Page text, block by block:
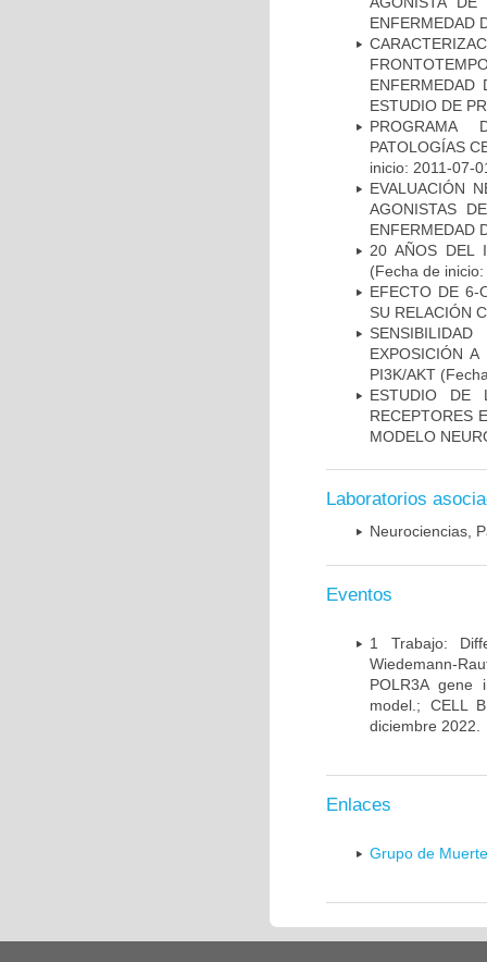
ENFERMEDAD
ENFERMEDAD
ESTUDIO DE
PROGRAMA
PATOLOGÍAS
inicio: 2011-07-
EVALUACIÓN
AGONISTAS
ENFERMEDAD
20 AÑOS DEL
(Fecha de
EFECTO DE 6-
SU RELACIÓN
EXPOSICIÓN
PI3K/AKT
ESTUDIO DE
RECEPTORES
MODELO
Laboratorios
Neurociencias,
Eventos
1 Trabajo:
Wiedemann-
POLR3A gene
model.; CELL
diciembre 2022.
Enlaces
Grupo de